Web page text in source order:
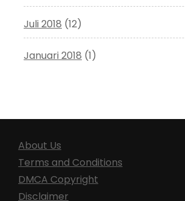
Juli 2018 (12)
Januari 2018 (1)
About Us
Terms and Conditions
DMCA Copyright
Disclaimer